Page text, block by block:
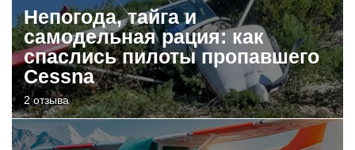
Непогода, тайга и
самодельная рация: как
спаслись пилоты пропавшего
Cessna
2 отзыва